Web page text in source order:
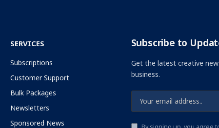
SERVICES
Subscriptions
Customer Support
Bulk Packages
Newsletters
Sponsored News
Subscribe to
Get the latest creative
business.